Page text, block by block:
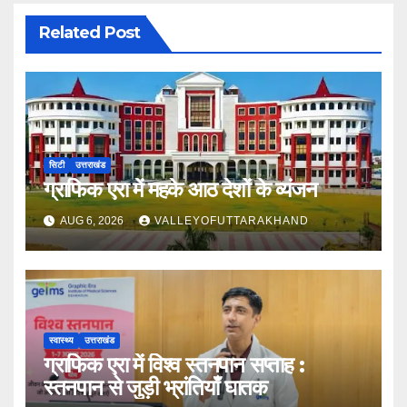
Related Post
सिटी उत्तराखंड
ग्राफिक एरा में महके आठ देशों के व्यंजन
AUG 6, 2026 VALLEYOFUTTARAKHAND
स्वास्थ्य उत्तराखंड
ग्राफिक एरा में विश्व स्तनपान सप्ताह :
स्तनपान से जुड़ी भ्रांतियाँ घातक